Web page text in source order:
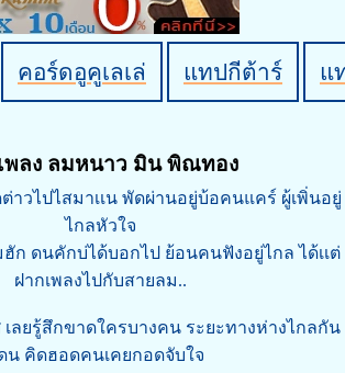
คอร์ดอูคูเลเล่ แทปกีต้าร์ แ
พลง ลมหนาว มิน พิณทอง
าวไปไสมาเเน พัดผ่านอยู่บ้อคนแคร์ ผู้เพิ่นอยู่
ไกลหัวใจ
ก ดนคักบ่ได้บอกไป ย้อนคนฟังอยู่ไกล ได้เเต่
ฝากเพลงไปกับสายลม..
ลยรู้สึกขาดใครบางคน ระยะทางห่างไกลกัน
น คิดฮอดคนเคยกอดจับใจ